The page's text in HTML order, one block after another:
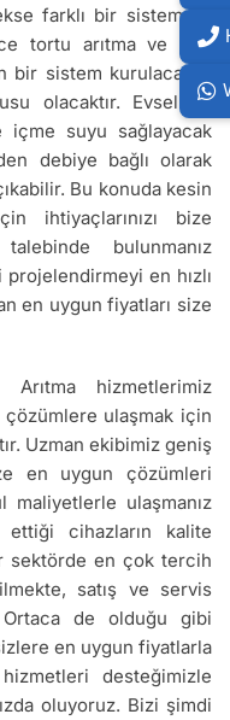
farklı bir sistem ve
tortu arıtma ve ağır
bir sistem kurulacaksa
olacaktır. Evsel su
içme suyu sağlayacak
debiye bağlı olarak
Bu konuda kesin
ihtiyaçlarınızı bize
bulunmanız
en hızlı
en uygun fiyatları size
hizmetlerimiz
çözümlere ulaşmak için
Uzman ekibimiz geniş
en uygun çözümleri
maliyetlerle ulaşmanız
ettiği cihazların kalite
sektörde en çok tercih
satış ve servis
de olduğu gibi
en uygun fiyatlarla
desteğimizle
oluyoruz. Bizi şimdi